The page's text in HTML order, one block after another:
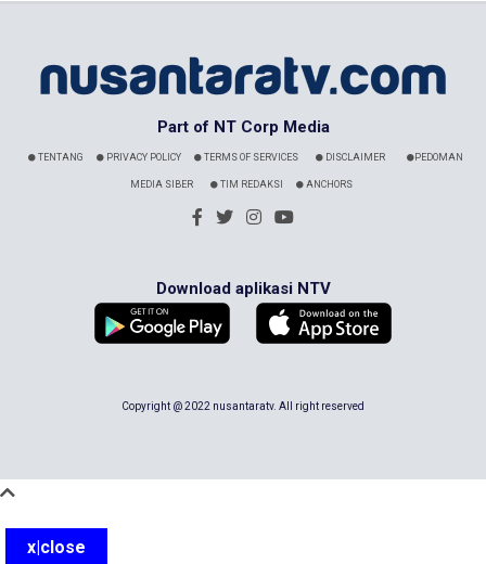
Part of NT Corp Media
TENTANG PRIVACY POLICY TERMS OF SERVICES DISCLAIMER PEDOMAN
MEDIA SIBER TIM REDAKSI ANCHORS
Download aplikasi NTV
Copyright @ 2022 nusantaratv. All right reserved
x|close